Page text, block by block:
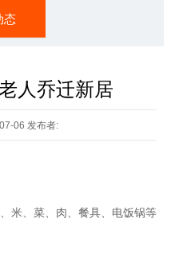
态
人乔迁新居
06 发布者:
米、菜、肉、餐具、电饭锅等